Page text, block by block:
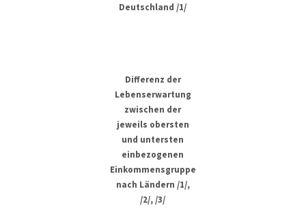
Deutschland /1/
Differenz der
Lebenserwartung
zwischen der
jeweils obersten
und untersten
einbezogenen
Einkommensgruppe
nach Ländern /1/,
/2/, /3/